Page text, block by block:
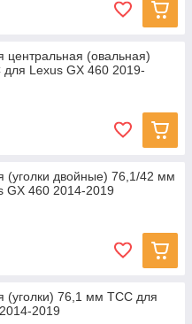
центральная (овальная)
Lexus GX 460 2019-
(уголки двойные) 76,1/42 мм
GX 460 2014-2019
(уголки) 76,1 мм ТСС для
2019